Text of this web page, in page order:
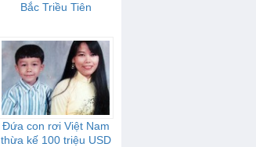
Bắc Triều Tiên
Đứa con rơi Việt Nam
thừa kế 100 triệu USD